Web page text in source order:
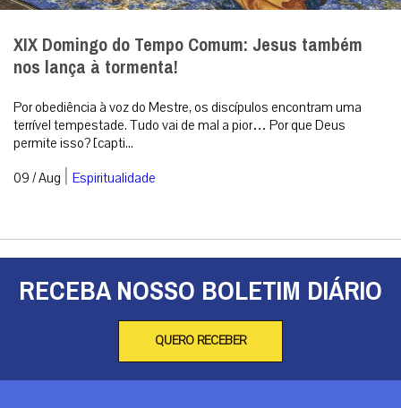
XIX Domingo do Tempo Comum: Jesus também
nos lança à tormenta!
Por obediência à voz do Mestre, os discípulos encontram uma
terrível tempestade. Tudo vai de mal a pior… Por que Deus
permite isso? [capti...
09 / Aug | Espiritualidade
RECEBA NOSSO BOLETIM DIÁRIO
QUERO RECEBER